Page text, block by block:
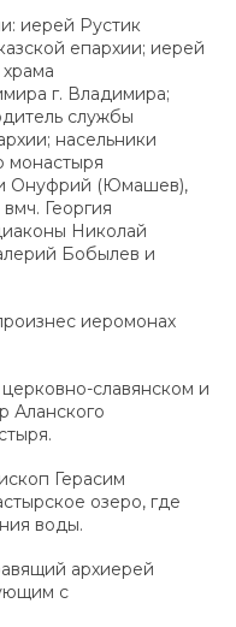
иерей Рустик
епархии; иерей
г. Владимира;
службы
насельники
монастыря
и Онуфрий (Юмашев),
Георгия
Николай
Бобылев и
иеромонах
славянском и
Аланского
Герасим
озеро, где
воды.
архиерей
с